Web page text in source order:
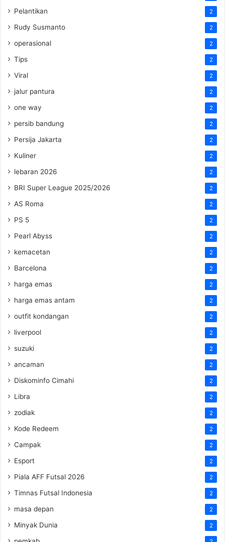
Pelantikan 2
Rudy Susmanto 2
operasional 2
Tips 2
Viral 2
jalur pantura 2
one way 2
persib bandung 2
Persija Jakarta 2
Kuliner 2
lebaran 2026 2
BRI Super League 2025/2026 2
AS Roma 2
PS 5 2
Pearl Abyss 2
kemacetan 2
Barcelona 2
harga emas 2
harga emas antam 2
outfit kondangan 2
liverpool 2
suzuki 2
ancaman 2
Diskominfo Cimahi 2
Libra 2
zodiak 2
Kode Redeem 2
Campak 2
Esport 2
Piala AFF Futsal 2026 2
Timnas Futsal Indonesia 2
masa depan 2
Minyak Dunia 2